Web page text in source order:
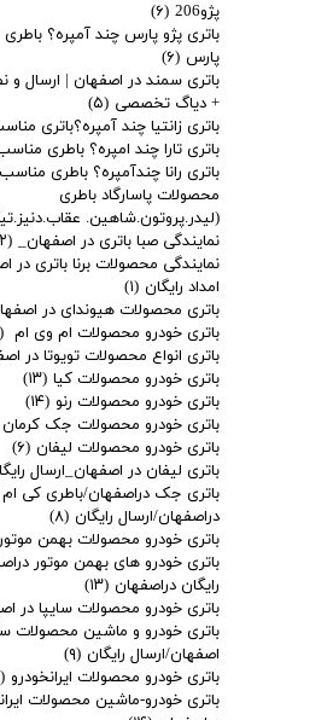
پژو206
(۶)
باتری پژو پارس چند آمپره؟
پارس (۶)
باتری سمند در اصفهان | ارسال و
+ دیاگ تخصصی (۵)
باتری زانتیا چند آمپره؟باتری
باتری تارا چند امپره؟ باطری مناسب
باتری رانا چندآمپره؟ باطری مناسب
محصولات پاسارگاد باطری
(لیدر.پروتون.شاهین.
نمایندگی صبا باتری در اصفهان_ (۲)
نمایندگی محصولات برنا باتری در
امداد رایگان (۱)
باتری محصولات هیوندای در
باتری خودرو محصولات ام وی ام MVM
باتری انواع محصولات تویوتا در
باتری خودرو محصولات کیا (۱۳)
باتری خودرو محصولات رنو (۱۴)
باتری خودرو محصولات جک کرمان
باتری خودرو محصولات لیفان (۶)
باتری لیفان در اصفهان_ارسال
دراصفهان/ارسال رایگان (۸)
باتری خودرو محصولات بهمن موتور
باتری خودرو های بهمن موتور
رایگان دراصفهان (۱۳)
باتری خودرو محصولات سایپا در
باتری خودرو و ماشین محصولات
اصفهان/ارسال رایگان (۹)
باتری خودرو محصولات ایرانخودرو (۱۴)
باتری خودرو-ماشین محصولات